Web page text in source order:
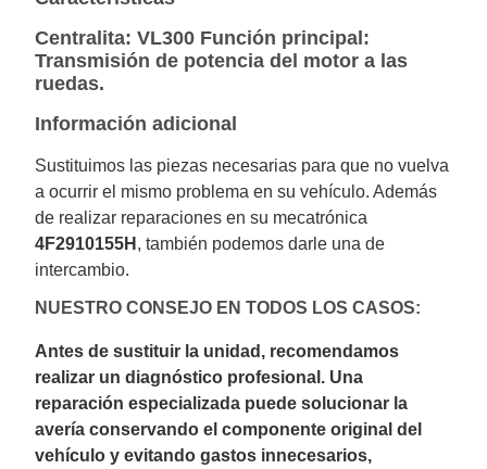
Centralita: VL300 Función principal:
Transmisión de potencia del motor a las
ruedas.
Información adicional
Sustituimos las piezas necesarias para que no vuelva
a ocurrir el mismo problema en su vehículo. Además
de realizar reparaciones en su mecatrónica
4F2910155H , también podemos darle una de
intercambio.
NUESTRO CONSEJO EN TODOS LOS CASOS:
Antes de sustituir la unidad, recomendamos
realizar un diagnóstico profesional. Una
reparación especializada puede solucionar la
avería conservando el componente original del
vehículo y evitando gastos innecesarios,